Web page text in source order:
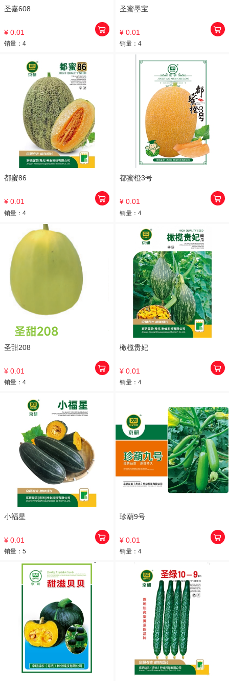
圣嘉608
¥ 0.01
销量： 4
圣蜜墨宝
¥ 0.01
销量： 4
都蜜86
¥ 0.01
销量： 4
都蜜橙3号
¥ 0.01
销量： 4
圣甜208
¥ 0.01
销量： 4
橄榄贵妃
¥ 0.01
销量： 4
小福星
¥ 0.01
销量： 5
珍葫9号
¥ 0.01
销量： 4